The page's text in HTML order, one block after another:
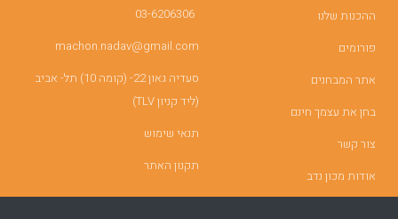
ההכנות שלנו
פורומים
אתר המבחנים
בחן את עצמך חינם
צור קשר
אודות מכון נדב
03-6206306
machon.nadav@gmail.com
סעדיה גאון 22- (קומה 10) תל- אביב
(ליד קניון TLV)
תנאי שימוש
תקנון האתר